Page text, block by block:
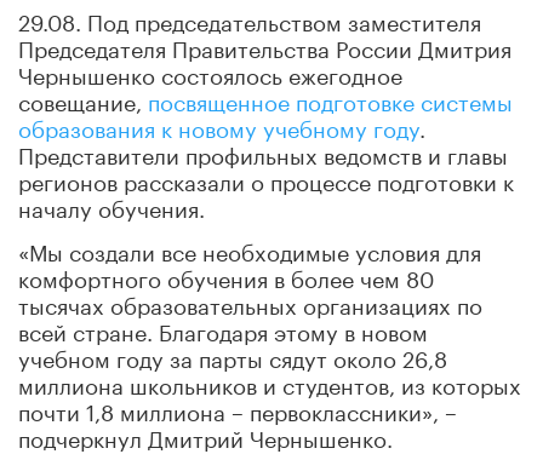
29.08. Под председательством заместителя
Председателя Правительства России Дмитрия
Чернышенко состоялось ежегодное
совещание, посвященное подготовке системы
образования к новому учебному году
Представители профильных ведомств и главы
регионов рассказали о процессе подготовки к
началу обучения.
«Мы создали все необходимые условия для
комфортного обучения в более чем 80
тысячах образовательных организациях по
всей стране. Благодаря этому в новом
учебном году за парты сядут около 26,8
миллиона школьников и студентов, из которых
почти 1,8 миллиона – первоклассники», –
подчеркнул Дмитрий Чернышенко.